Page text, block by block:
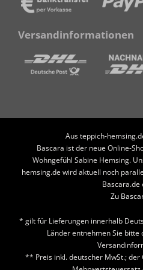
Versandinformationen
Aus teppich-
Bascara ist der neue Online-
Wohngefühl Sabine Hemsing.
hemsing.de wird aktuell noch
Bascara.de
Zu
* gilt für Lieferungen innerhalb
Länder entnehmen Sie
** Preis inkl. deutscher MwSt.;